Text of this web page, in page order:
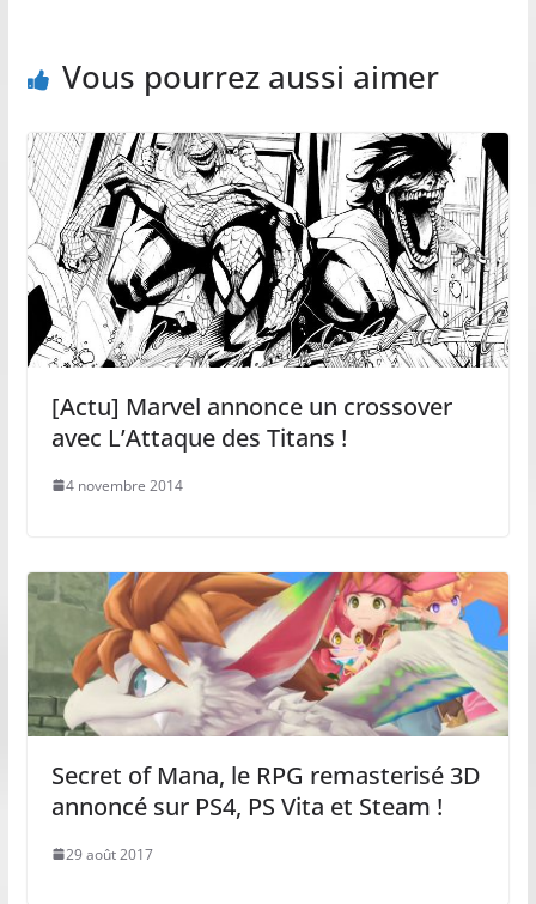
Vous pourrez aussi aimer
[Actu] Marvel annonce un crossover
avec L’Attaque des Titans !
4 novembre 2014
Secret of Mana, le RPG remasterisé 3D
annoncé sur PS4, PS Vita et Steam !
29 août 2017